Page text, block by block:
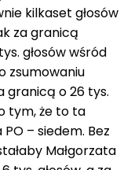
kilkaset głosów
za granicą
głosów wśród
zsumowaniu
granicą o 26 tys.
tym, że to ta
– siedem. Bez
Małgorzata